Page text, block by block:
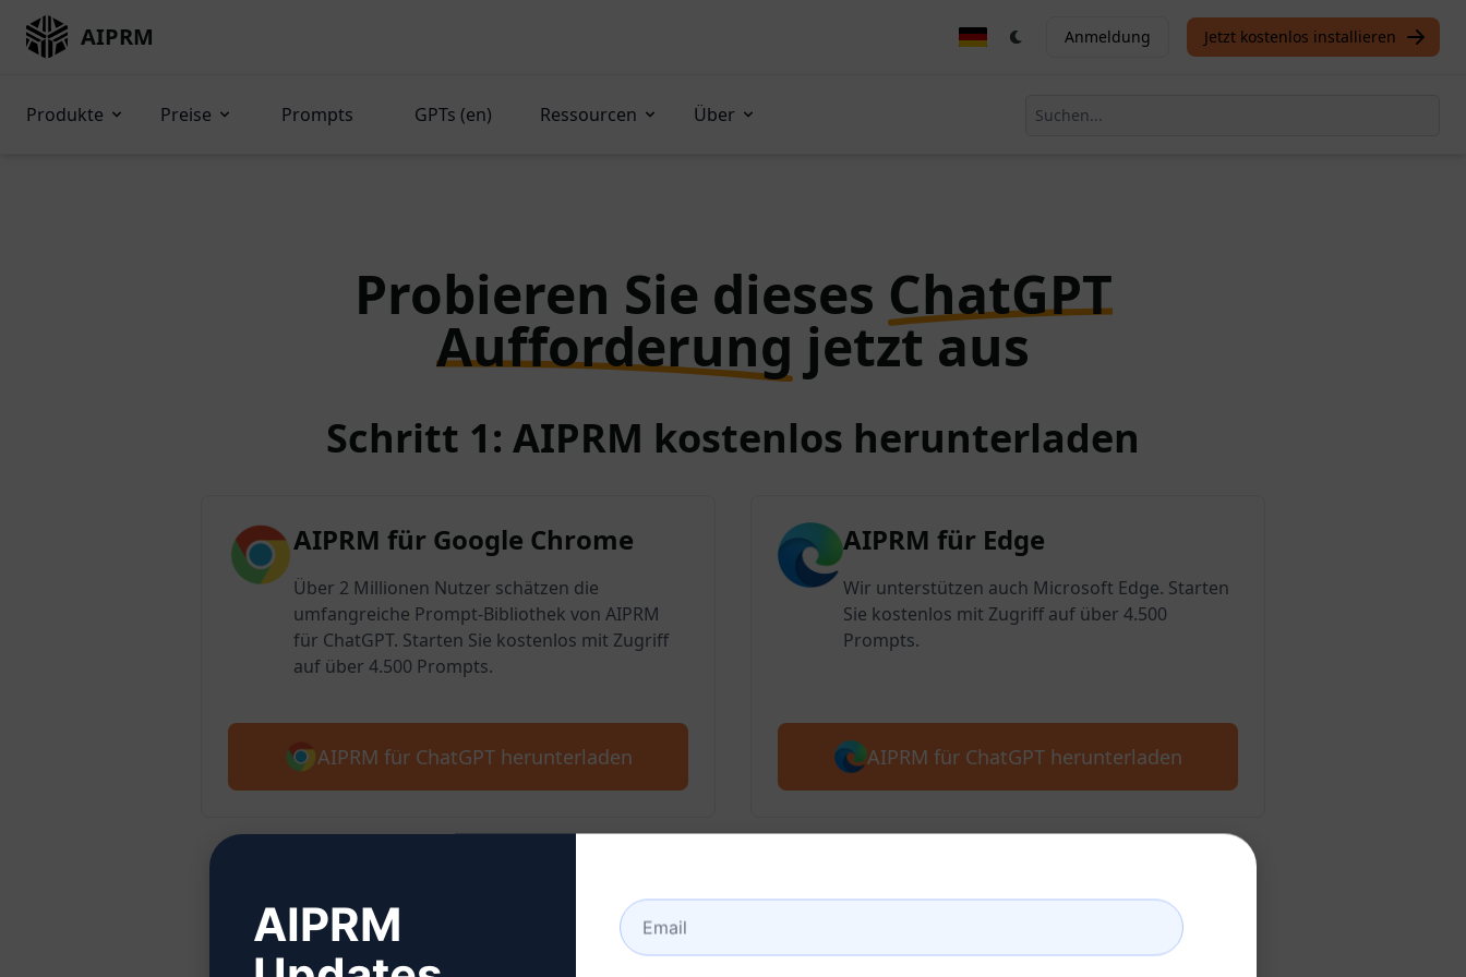
AIPRM Anmeldung Jetzt kostenlos installieren
Produkte Preise Prompts GPTs (en) Ressourcen Über
Probieren Sie dieses ChatGPT
Aufforderung jetzt aus
Schritt 1: AIPRM kostenlos herunterladen
AIPRM für Google Chrome
Über 2 Millionen Nutzer schätzen die
umfangreiche Prompt-Bibliothek von AIPRM
für ChatGPT. Starten Sie kostenlos mit Zugriff
auf über 4.500 Prompts.
AIPRM für ChatGPT herunterladen
AIPRM für Edge
Wir unterstützen auch Microsoft Edge. Starten
Sie kostenlos mit Zugriff auf über 4.500
Prompts.
AIPRM für ChatGPT herunterladen
Schritt 2: Erstellen Sie ein ChatGPT-Konto
AIPRM